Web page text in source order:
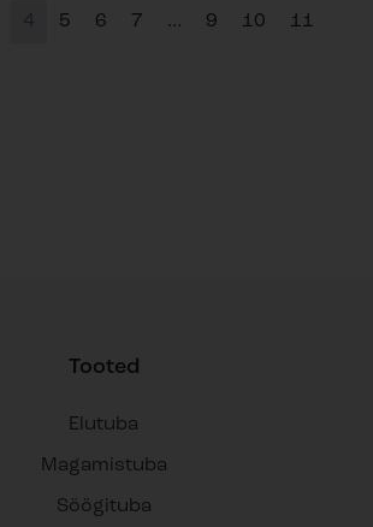
4 5 6 7 … 9 10 11
Tooted
Elutuba
Magamistuba
Söögituba